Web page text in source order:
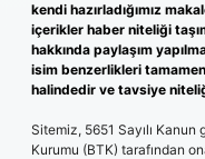
kendi hazırladığımız
içerikler haber niteliği
hakkında paylaşım
isim benzerlikleri
halindedir ve tavsiye
Sitemiz, 5651 Sayılı
Kurumu (BTK) tarafından